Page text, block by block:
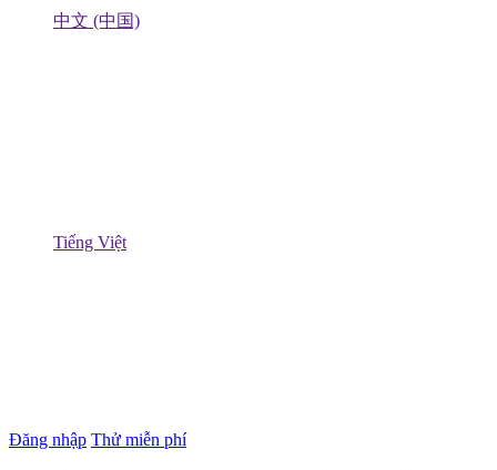
中文 (中国)
Tiếng Việt
Đăng nhập Thử miễn phí